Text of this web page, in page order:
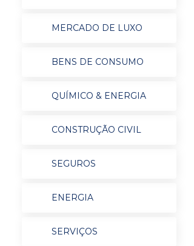
MERCADO DE LUXO
BENS DE CONSUMO
QUÍMICO & ENERGIA
CONSTRUÇÃO CIVIL
SEGUROS
ENERGIA
SERVIÇOS